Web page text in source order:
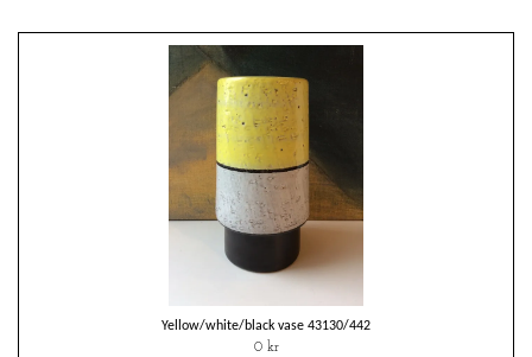
Yellow/white/black vase 43130/442
0 kr